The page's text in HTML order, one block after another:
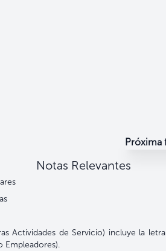
Próxima
Notas Relevantes
Actividades de Servicio) incluye la
Empleadores).